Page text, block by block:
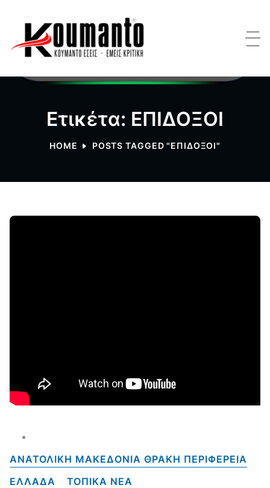
Ετικέτα: ΕΠΙΔΟΞΟΙ
HOME POSTS TAGGED "ΕΠΙΔΟΞΟΙ"
ΑΝΑΤΟΛΙΚΗ ΜΑΚΕΔΟΝΙΑ ΘΡΑΚΗ ΠΕΡΙΦΕΡΕΙΑ
ΕΛΛΑΔΑ
ΤΟΠΙΚΑ NEA